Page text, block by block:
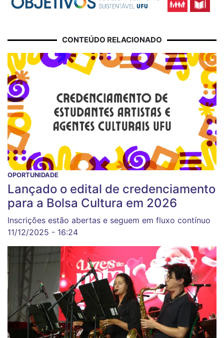
CONTEÚDO RELACIONADO
OPORTUNIDADE
Lançado o edital de credenciamento
para a Bolsa Cultura em 2026
Inscrições estão abertas e seguem em fluxo contínuo
11/12/2025 - 16:24